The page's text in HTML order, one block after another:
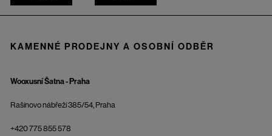
KAMENNÉ PRODEJNY A OSOBNÍ ODBĚR
Wooxusní Šatna - Praha
Rašínovo nábřeží 385/54, Praha
+420 775 855 578